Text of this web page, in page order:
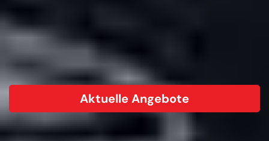
Aktuelle Angebote